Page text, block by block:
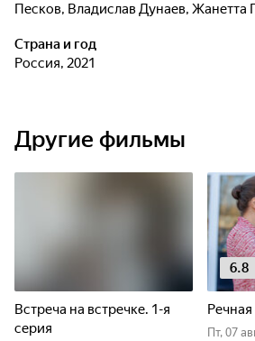
Песков, Владислав Дунаев, Жанетта
Страна и год
Россия, 2021
Другие фильмы
Встреча на встречке. 1-я
серия
6.8
Речная
пт, 07